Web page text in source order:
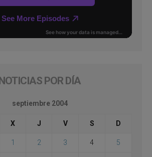
NOTICIAS POR DÍA
septiembre 2004
X J V S D
1 2 3 4 5